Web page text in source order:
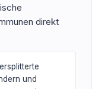
direkt
und